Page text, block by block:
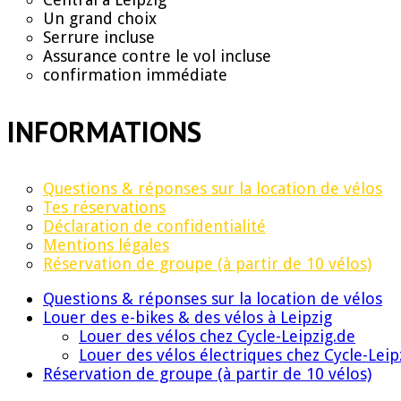
Un grand choix
Serrure incluse
Assurance contre le vol incluse
confirmation immédiate
INFORMATIONS
Questions & réponses sur la location de vélos
Tes réservations
Déclaration de confidentialité
Mentions légales
Réservation de groupe (à partir de 10 vélos)
Questions & réponses sur la location de vélos
Louer des e-bikes & des vélos à Leipzig
Louer des vélos chez Cycle-Leipzig.de
Louer des vélos électriques chez Cycle-
Réservation de groupe (à partir de 10 vélos)